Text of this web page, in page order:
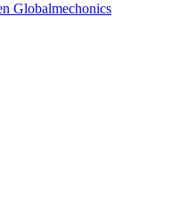
Globalmechonics